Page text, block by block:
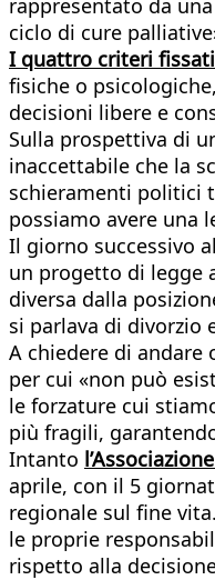
rappresentato da
ciclo di cure
I quattro criteri fissati
fisiche o
decisioni libere e
Sulla prospettiva di
inaccettabile che la
schieramenti politici
possiamo avere una
Il giorno successivo
un progetto di legge
diversa dalla
si parlava di divorzio
A chiedere di andare
per cui «non può
le forzature cui
più fragili,
Intanto
aprile, con il 5
regionale sul fine
le proprie
rispetto alla